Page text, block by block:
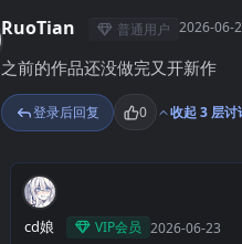
RuoTian 普通用户 2026-06-
之前的作品还没做完又开新作
登录后回复 0 收起 3 层讨
C
cd娘 VIP会员 2026-06-23